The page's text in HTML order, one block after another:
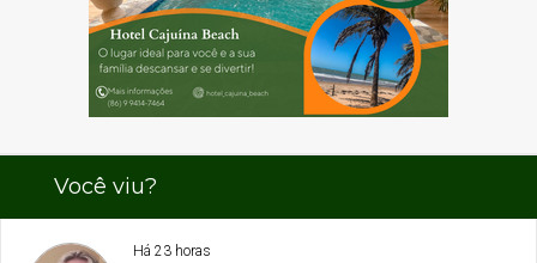
Você viu?
Há 23 horas